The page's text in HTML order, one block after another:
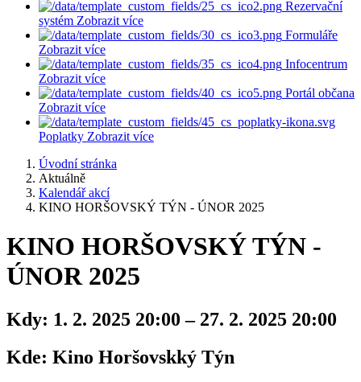
Rezervační
systém Zobrazit více
Formuláře
Zobrazit více
Infocentrum
Zobrazit více
Portál občana
Zobrazit více
Poplatky Zobrazit více
Úvodní stránka
Aktuálně
Kalendář akcí
KINO HORŠOVSKÝ TÝN - ÚNOR 2025
KINO HORŠOVSKÝ TÝN -
ÚNOR 2025
Kdy: 1. 2. 2025 20:00 – 27. 2. 2025 20:00
Kde: Kino Horšovskký Týn